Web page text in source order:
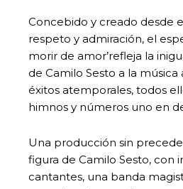
Concebido y creado desde
respeto y admiración, el
morir de amor’refleja la
de Camilo Sesto a la música
éxitos atemporales, todos
himnos y números uno en
Una producción sin
figura de Camilo Sesto, con
cantantes, una banda